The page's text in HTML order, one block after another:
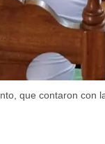
que contaron con